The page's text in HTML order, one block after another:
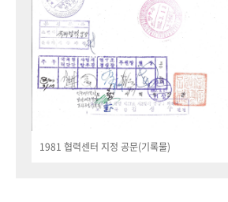
1981 협력센터 지정 공문(기록물)